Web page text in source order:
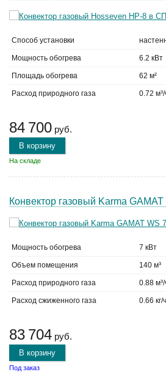
Способ установки
Мощность обогрева 6.2 кВт
Площадь обогрева 62 м²
Расход природного газа 0.72 м³/
84 700 руб.
В корзину
На складе
Конвектор газовый Karma
Мощность обогрева 7 кВт
Объем помещения 140 м³
Расход природного газа 0.88 м³/
Расход сжиженного газа 0.66 кг/ч
83 704 руб.
В корзину
Под заказ